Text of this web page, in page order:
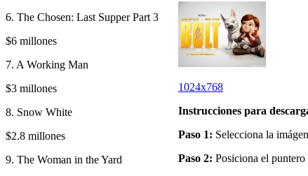
6. The Chosen: Last Supper Part 3
$6 millones
7. A Working Man
$3 millones
8. Snow White
$2.8 millones
9. The Woman in the Yard
1024x768
Instrucciones para
Paso 1: Selecciona la
Paso 2: Posiciona el